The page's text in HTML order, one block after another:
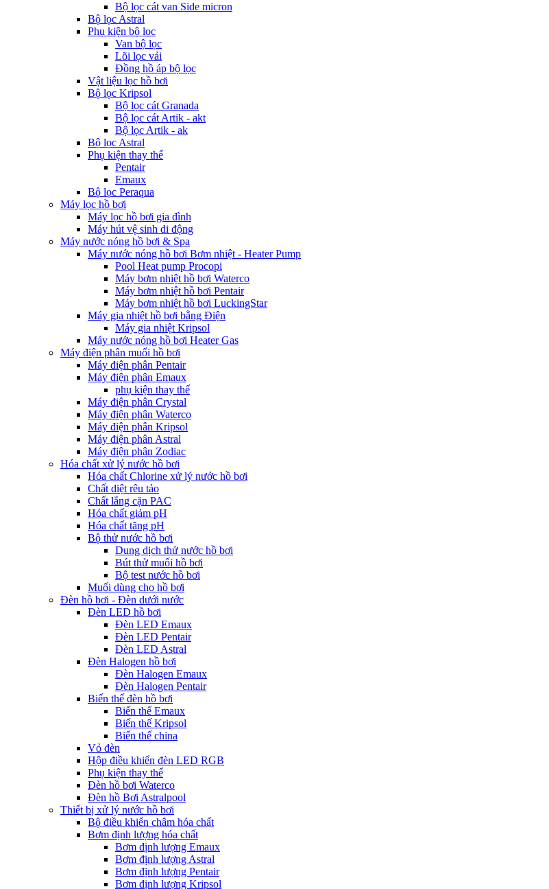
Bộ lọc cát van Side micron
Bộ lọc Astral
Phụ kiện bộ lọc
Van bộ lọc
Lõi lọc vải
Đồng hồ áp bộ lọc
Vật liệu lọc hồ bơi
Bộ lọc Kripsol
Bộ lọc cát Granada
Bộ lọc cát Artik - akt
Bộ lọc Artik - ak
Bộ lọc Astral
Phụ kiện thay thế
Pentair
Emaux
Bộ lọc Peraqua
Máy lọc hồ bơi
Máy lọc hồ bơi gia đình
Máy hút vệ sinh di động
Máy nước nóng hồ bơi & Spa
Máy nước nóng hồ bơi Bơm nhiệt - Heater Pump
Pool Heat pump Procopi
Máy bơm nhiệt hồ bơi Waterco
Máy bơm nhiệt hồ bơi Pentair
Máy bơm nhiệt hồ bơi LuckingStar
Máy gia nhiệt hồ bơi bằng Điện
Máy gia nhiệt Kripsol
Máy nước nóng hồ bơi Heater Gas
Máy điện phân muối hồ bơi
Máy điện phân Pentair
Máy điện phân Emaux
phụ kiện thay thế
Máy điện phân Crystal
Máy điện phân Waterco
Máy điện phân Kripsol
Máy điện phân Astral
Máy điện phân Zodiac
Hóa chất xử lý nước hồ bơi
Hóa chất Chlorine xử lý nước hồ bơi
Chất diệt rêu tảo
Chất lắng cặn PAC
Hóa chất giảm pH
Hóa chất tăng pH
Bộ thử nước hồ bơi
Dung dịch thử nước hồ bơi
Bút thử muối hồ bơi
Bộ test nước hồ bơi
Muối dùng cho hồ bơi
Đèn hồ bơi - Đèn dưới nước
Đèn LED hồ bơi
Đèn LED Emaux
Đèn LED Pentair
Đèn LED Astral
Đèn Halogen hồ bơi
Đèn Halogen Emaux
Đèn Halogen Pentair
Biến thế đèn hồ bơi
Biến thế Emaux
Biến thế Kripsol
Biến thế china
Vỏ đèn
Hộp điều khiển đèn LED RGB
Phụ kiện thay thế
Đèn hồ bơi Waterco
Đèn hồ Bơi Astralpool
Thiết bị xử lý nước hồ bơi
Bộ điều khiển châm hóa chất
Bơm định lượng hóa chất
Bơm định lượng Emaux
Bơm định lượng Astral
Bơm định lượng Pentair
Bơm định lượng Kripsol